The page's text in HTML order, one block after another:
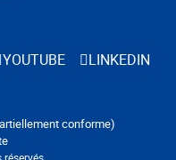
YOUTUBE
LINKEDIN
conforme)